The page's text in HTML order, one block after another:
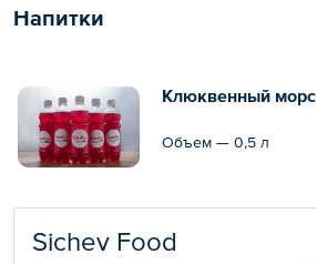
Напитки
Клюквенный морс
Объем — 0,5 л
Sichev Food